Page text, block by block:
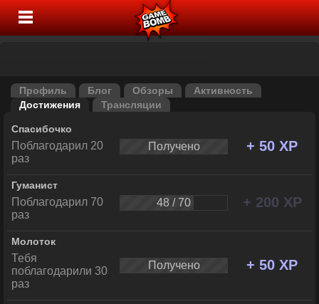
Профиль Блог Обзоры
Активность
Достижения
Трансляции
Спасибочко
Поблагодарил 20
раз
Получено + 50 XP
Гуманист
Поблагодарил 70
раз
48 / 70 + 200 XP
Молоток
Тебя
поблагодарили 30
раз
Получено + 50 XP